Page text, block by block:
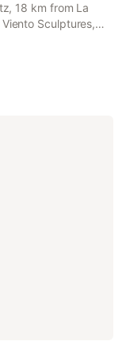
18 km from La
Sculptures,
features mountain